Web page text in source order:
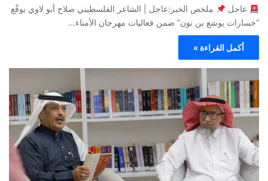
عاجل
ملخص الخبر:عاجل | الشاعر الفلسطيني صلاح أبو لاوي يوقّع
“خسارات يوشع بن نون” ضمن فعاليات مهرجان الأمناء…
أكمل القراءة »